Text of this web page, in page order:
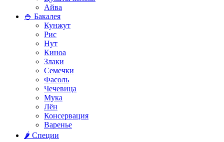
Айва
🍚 Бакалея
Кунжут
Рис
Нут
Киноа
Злаки
Семечки
Фасоль
Чечевица
Мука
Лён
Консервация
Варенье
🌶️ Специи